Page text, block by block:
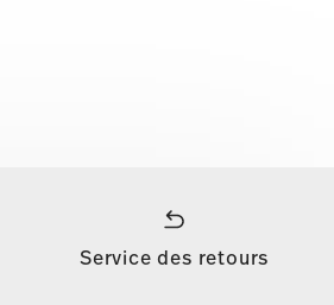
Service des retours